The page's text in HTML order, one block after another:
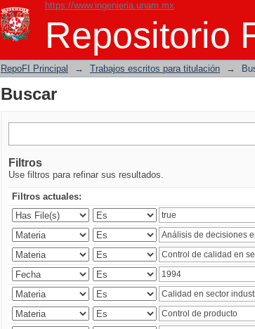
https://www.ingenieria.unam.mx
Repositorio
Buscar
RepoFI Principal → Trabajos escritos para titulación →
Buscar
Filtros
Use filtros para refinar sus resultados.
Filtros actuales: